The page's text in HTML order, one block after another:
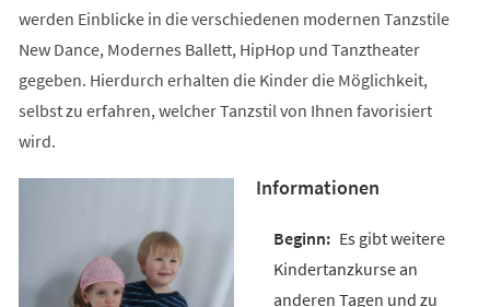
werden Einblicke in die verschiedenen modernen Tanzstile
New Dance, Modernes Ballett, HipHop und Tanztheater
gegeben. Hierdurch erhalten die Kinder die Möglichkeit,
selbst zu erfahren, welcher Tanzstil von Ihnen favorisiert
wird.
Informationen
Es gibt weitere
Kindertanzkurse an
anderen Tagen und zu